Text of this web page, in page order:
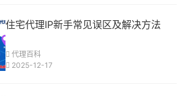
住宅代理IP新手常见误区及解决方法
代理百科
2025-12-17